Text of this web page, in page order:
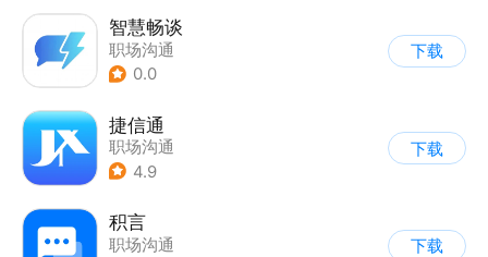
智慧畅谈
职场沟通
0.0
下载
捷信通
职场沟通
4.9
下载
积言
职场沟通
下载